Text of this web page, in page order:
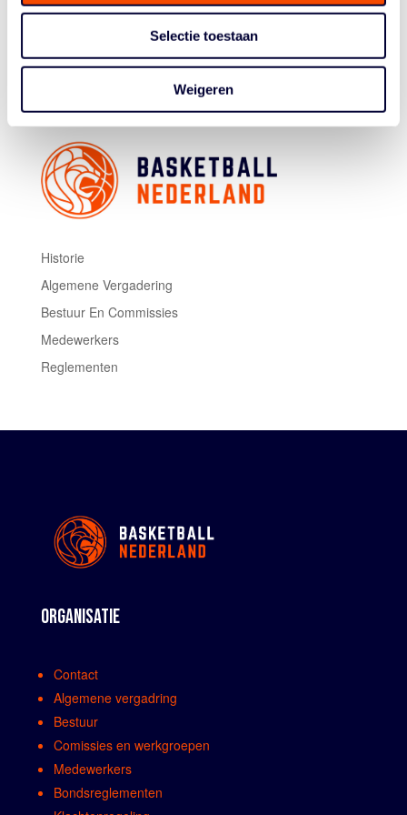
Selectie toestaan
Weigeren
waarde en daarom kent het bestuur van de NBB, na
voordracht van de Commissie Onderscheidingen, hem
de titel van ‘Lid van Verdienste’ toe.
Historie
Algemene Vergadering
Bestuur En Commissies
Medewerkers
Reglementen
ORGANISATIE
Contact
Algemene vergadring
Bestuur
Comissies en werkgroepen
Medewerkers
Bondsreglementen